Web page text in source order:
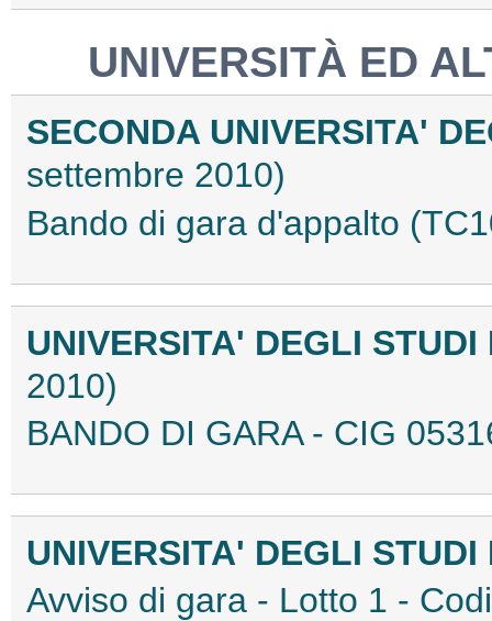
UNIVERSITÀ ED
SECONDA UNIVERSITA'
settembre 2010)
Bando di gara d'appalto
UNIVERSITA' DEGLI
2010)
BANDO DI GARA - CIG
UNIVERSITA' DEGLI
Avviso di gara - Lotto 1 -